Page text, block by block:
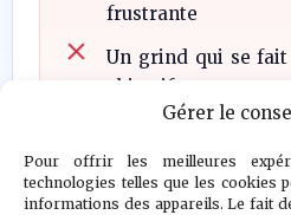
Gérer le
Pour offrir les meilleures
technologies telles que les cookies
informations des appareils. Le fait
frustrante
Un grind qui se
objectifs
Peut distraire plus